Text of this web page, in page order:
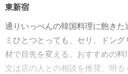
東新宿
通りいっぺんの韓国料理に飽き
ミひとつとっても、セリ、ドン
材で目先を変える。おすすめの
文は店の人との相談を推奨。明る